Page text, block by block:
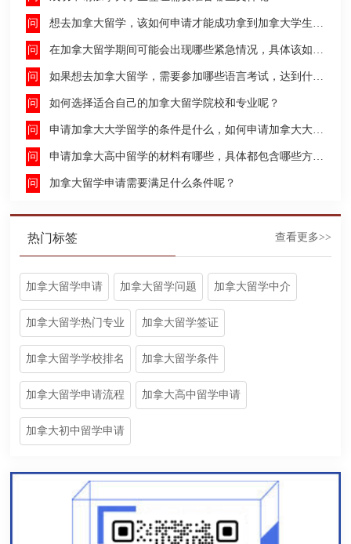
想去加拿大留学，该如何申请才能成功拿到加拿大学生签证呢？
在加拿大留学期间可能会出现哪些紧急情况，具体该如何去处理这些紧急情况呢？
如果想去加拿大留学，需要参加哪些语言考试，达到什么水平才能申请呢？
如何选择适合自己的加拿大留学院校和专业呢？
申请加拿大大学留学的条件是什么，如何申请加拿大大学留学，留学的费用及签证申请流程是什么？
申请加拿大高中留学的材料有哪些，具体都包含哪些方面呢？
加拿大留学申请需要满足什么条件呢？
热门标签 查看更多>>
加拿大留学申请 加拿大留学问题 加拿大留学中介
加拿大留学热门专业 加拿大留学签证
加拿大留学学校排名 加拿大留学条件
加拿大留学申请流程 加拿大高中留学申请
加拿大初中留学申请